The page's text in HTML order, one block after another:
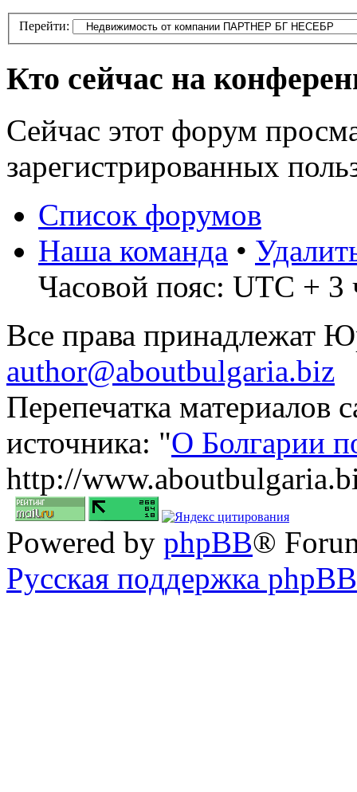
Перейти:
Кто сейчас на
Сейчас этот форум
зарегистрированных
Список форумов
Наша команда •
Часовой пояс: UTC + 3
Все права принадлежат
author@aboutbulgaria.biz
Перепечатка материалов
источника: "О Болгарии
http://
Powered by phpBB®
Русская поддержка phpBB